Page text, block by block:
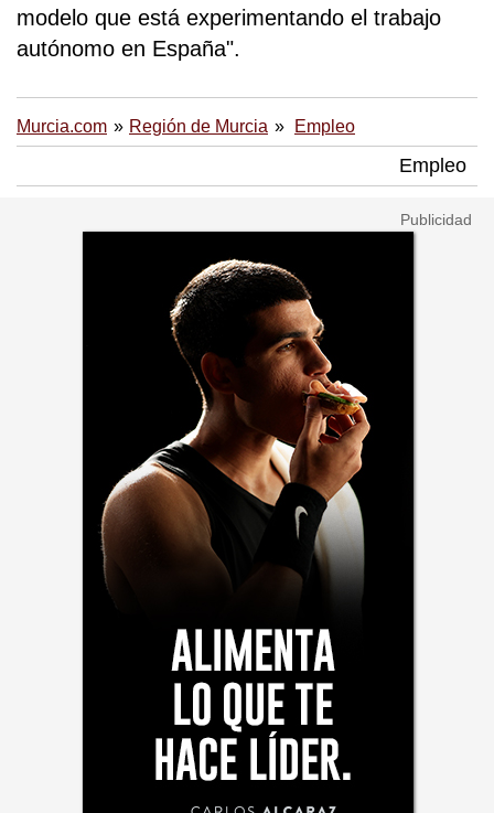
modelo que está experimentando el trabajo
autónomo en España".
Murcia.com Región de Murcia Empleo
Empleo